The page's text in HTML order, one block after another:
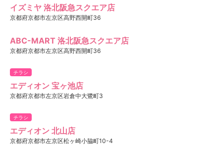
イズミヤ 洛北阪急スクエア店
京都府京都市左京区高野西開町36
ABC-MART 洛北阪急スクエア店
京都府京都市左京区高野西開町36
チラシ
エディオン 宝ヶ池店
京都府京都市左京区岩倉中大鷺町3
チラシ
エディオン 北山店
京都府京都市左京区松ヶ崎小脇町10-4